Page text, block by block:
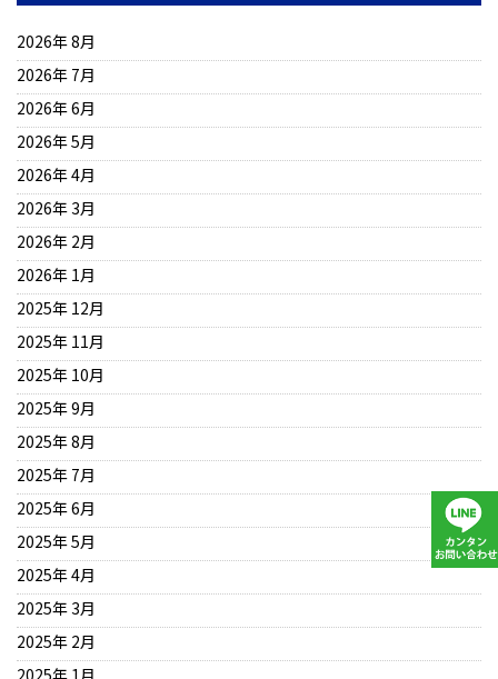
2026年 8月
2026年 7月
2026年 6月
2026年 5月
2026年 4月
2026年 3月
2026年 2月
2026年 1月
2025年 12月
2025年 11月
2025年 10月
2025年 9月
2025年 8月
2025年 7月
2025年 6月
2025年 5月
2025年 4月
2025年 3月
2025年 2月